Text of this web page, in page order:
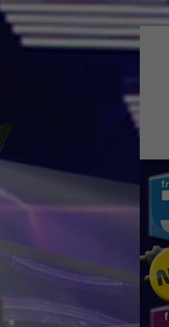
Aller
Aller